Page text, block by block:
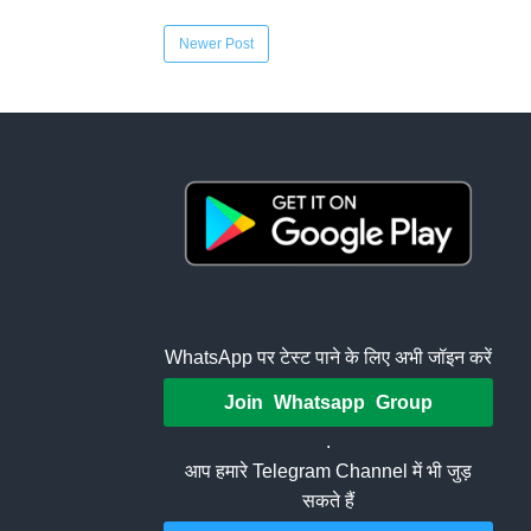
Newer Post
WhatsApp पर टेस्ट पाने के लिए अभी जॉइन करें
Join Whatsapp Group
.
आप हमारे Telegram Channel में भी जुड़
सकते हैं